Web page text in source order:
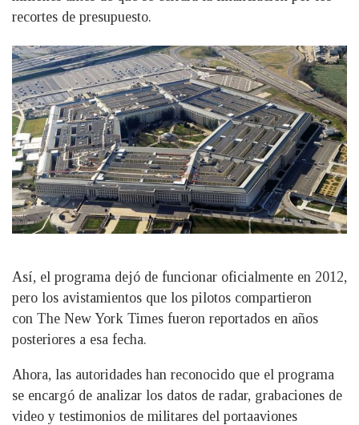
recortes de presupuesto.
Así, el programa dejó de funcionar oficialmente en 2012,
pero los avistamientos que los pilotos compartieron
con The New York Times fueron reportados en años
posteriores a esa fecha.
Ahora, las autoridades han reconocido que el programa
se encargó de analizar los datos de radar, grabaciones de
video y testimonios de militares del portaaviones